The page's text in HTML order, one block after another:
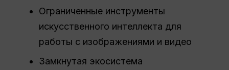
Ограниченные инструменты
искусственного интеллекта для
работы с изображениями и видео
Замкнутая экосистема